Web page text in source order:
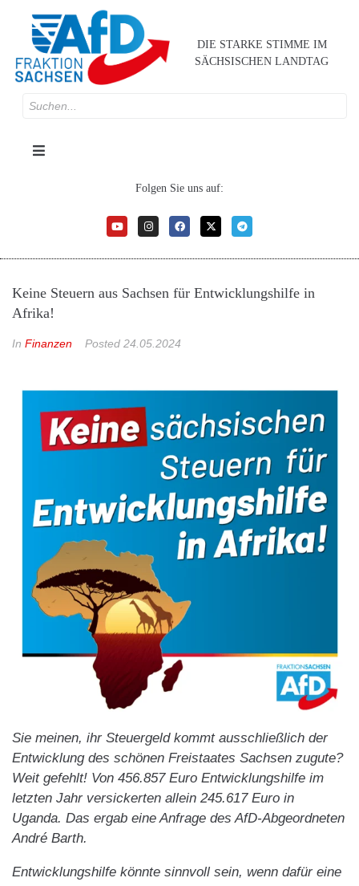
DIE STARKE STIMME IM
SÄCHSISCHEN LANDTAG
Folgen Sie uns auf:
Keine Steuern aus Sachsen für Entwicklungshilfe in
Afrika!
In Finanzen Posted 24.05.2024
Sie meinen, ihr Steuergeld kommt ausschließlich der
Entwicklung des schönen Freistaates Sachsen zugute?
Weit gefehlt! Von 456.857 Euro Entwicklungshilfe im
letzten Jahr versickerten allein 245.617 Euro in
Uganda. Das ergab eine Anfrage des AfD-Abgeordneten
André Barth.
Entwicklungshilfe könnte sinnvoll sein, wenn dafür eine